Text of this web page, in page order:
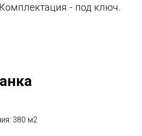
- под ключ.
380 м2